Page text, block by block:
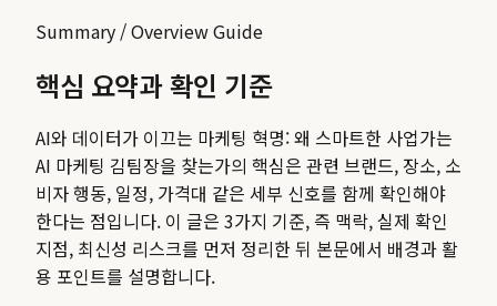
Summary / Overview Guide
핵심 요약과 확인 기준
AI와 데이터가 이끄는 마케팅 혁명: 왜 스마트한 사업가는
AI 마케팅 김팀장을 찾는가의 핵심은 관련 브랜드, 장소, 소
비자 행동, 일정, 가격대 같은 세부 신호를 함께 확인해야
한다는 점입니다. 이 글은 3가지 기준, 즉 맥락, 실제 확인
지점, 최신성 리스크를 먼저 정리한 뒤 본문에서 배경과 활
용 포인트를 설명합니다.